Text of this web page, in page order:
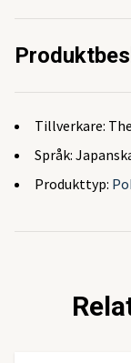
Tillverkare:
Språk:
Produkttyp: